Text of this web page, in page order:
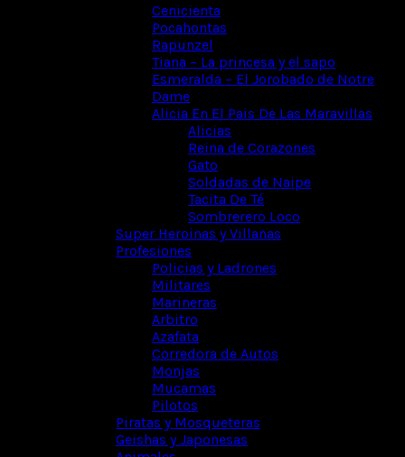
Cenicienta
Pocahontas
Rapunzel
Tiana – La princesa y el sapo
Esmeralda – El Jorobado de Notre
Dame
Alicia En El Pais De Las Maravillas
Alicias
Reina de Corazones
Gato
Soldadas de Naipe
Tacita De Té
Sombrerero Loco
Super Heroinas y Villanas
Profesiones
Policias y Ladrones
Militares
Marineras
Arbitro
Azafata
Corredora de Autos
Monjas
Mucamas
Pilotos
Piratas y Mosqueteras
Geishas y Japonesas